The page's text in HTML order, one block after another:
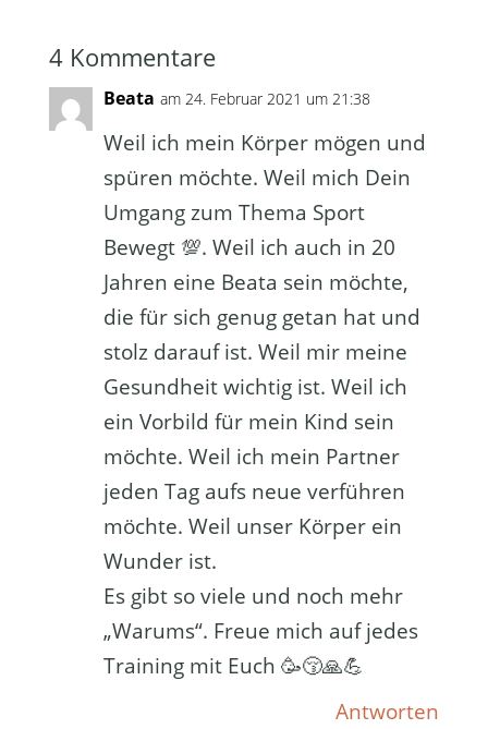
4 Kommentare
Beata am 24. Februar 2021 um 21:38
Weil ich mein Körper mögen und
spüren möchte. Weil mich Dein
Umgang zum Thema Sport
Bewegt 💯. Weil ich auch in 20
Jahren eine Beata sein möchte,
die für sich genug getan hat und
stolz darauf ist. Weil mir meine
Gesundheit wichtig ist. Weil ich
ein Vorbild für mein Kind sein
möchte. Weil ich mein Partner
jeden Tag aufs neue verführen
möchte. Weil unser Körper ein
Wunder ist.
Es gibt so viele und noch mehr
„Warums“. Freue mich auf jedes
Training mit Euch 🥳😚🙏💪
Antworten